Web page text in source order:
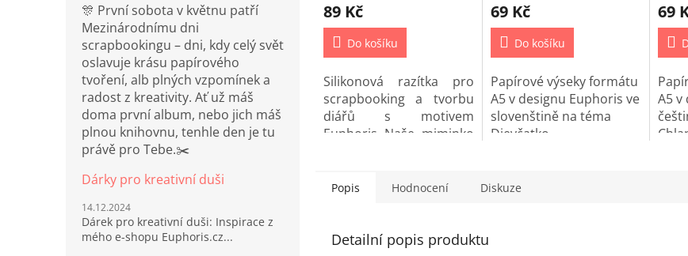
🎊 První sobota v květnu patří
Mezinárodnímu dni
scrapbookingu – dni, kdy celý svět
oslavuje krásu papírového
tvoření, alb plných vzpomínek a
radost z kreativity. Ať už máš
doma první album, nebo jich máš
plnou knihovnu, tenhle den je tu
právě pro Tebe.✂️
Dárky pro kreativní duši
14.12.2024
Dárek pro kreativní duši: Inspirace z
mého e-shopu Euphoris.cz...
produktu
je
5,0
z
5
hvězdiček.
89 Kč
Do košíku
Silikonová razítka pro
scrapbooking a tvorbu
diářů s motivem
Euphoris Naše miminko
69 Kč
Do košíku
Papírové výseky formátu
A5 v designu Euphoris ve
slovenštině na téma
Dievčatko.
69
A5 v
Popis Hodnocení Diskuze
Detailní popis produktu